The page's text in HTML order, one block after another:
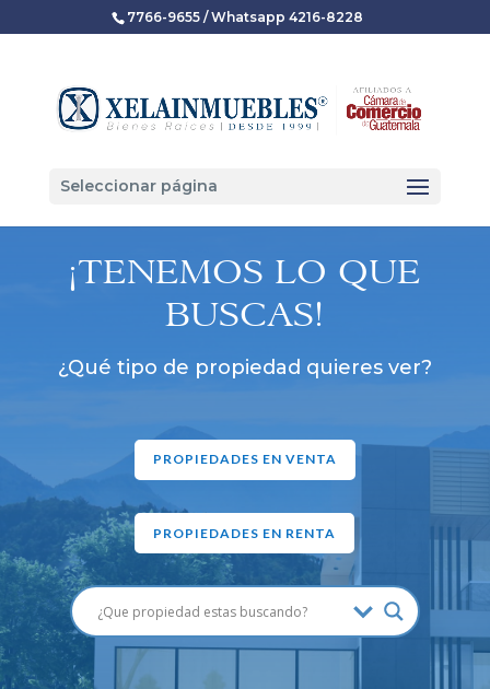
7766-9655 / Whatsapp 4216-8228
Seleccionar página
¡TENEMOS LO QUE
BUSCAS!
¿Qué tipo de propiedad quieres ver?
PROPIEDADES EN VENTA
PROPIEDADES EN RENTA